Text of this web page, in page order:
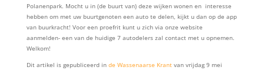
Polanenpark. Mocht u in (de buurt van) deze wijken wonen en interesse
hebben om met uw buurtgenoten een auto te delen, kijkt u dan op de app
van buurkracht! Voor een proefrit kunt u zich via onze website
aanmelden- een van de huidige 7 autodelers zal contact met u opnemen.
Welkom!
Dit artikel is gepubliceerd in de Wassenaarse Krantvan vrijdag 9 mei